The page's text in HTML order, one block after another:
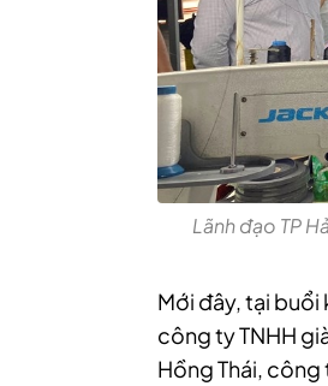
Lãnh đạo TP
Mới đây, tại
công ty TNHH
Hồng Thái, công